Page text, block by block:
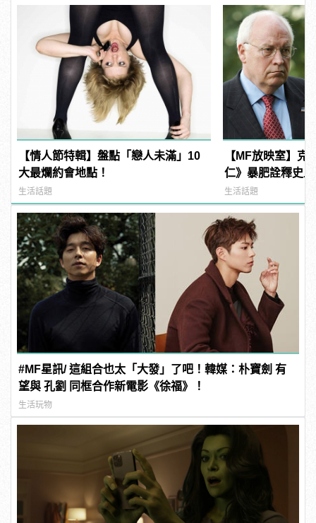
【情人節特輯】盤點「戀人未滿」10
大最爛約會地點！
生活話題
【MF放映室】克
仁》暴肥詮釋史
生活話題
#MF星訊/ 這組合也太「大發」了吧！韓媒：朴寶劍 有
望與 孔劉 同框合作新電影《徐福》！
生活玩物